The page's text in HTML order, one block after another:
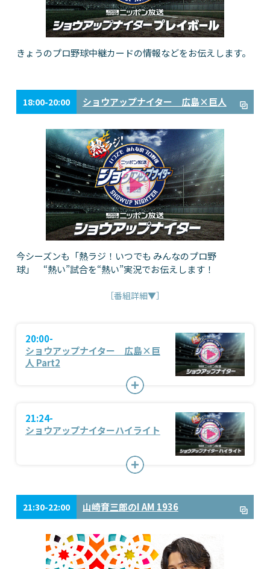
きょうのプロ野球中継カードの情報などをお伝えします。
18:00-20:00 ショウアップナイター 広島×巨人
今シーズンも「熱ラジ！いつでも みんなのプロ野
球」 “熱い”試合を“熱い”実況でお伝えします！
［番組詳細▼］
20:00-
ショウアップナイター 広島×巨
人 Part2
21:24-
ショウアップナイターハイライト
21:30-22:00 山崎育三郎のI AM 1936